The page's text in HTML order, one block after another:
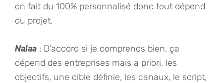
on fait du 100% personnalisé donc tout dépend
du projet.
Nalaa : D’accord si je comprends bien, ça
dépend des entreprises mais a priori, les
objectifs, une cible définie, les canaux, le script,